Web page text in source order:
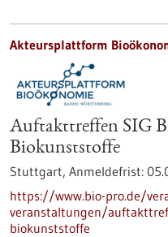
Akteursplattform
Auftakttreffen SIG
Biokunststoffe
Stuttgart, Anmeldefrist:
https://www.bio-pro.de/
veranstaltungen/
biokunststoffe